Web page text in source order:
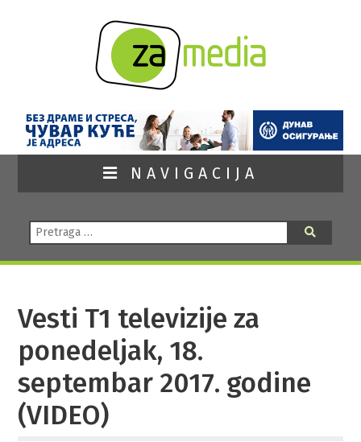
NAVIGACIJA
Pretraga:
Vesti T1 televizije za
ponedeljak, 18.
septembar 2017. godine
(VIDEO)